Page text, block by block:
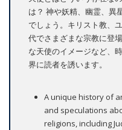
は？ 神や妖精、幽霊、異
でしょう。キリスト教、
代でさまざまな宗教に登
な天使のイメージなど、
界に読者を誘います。
A unique history of
and speculations
religions, including